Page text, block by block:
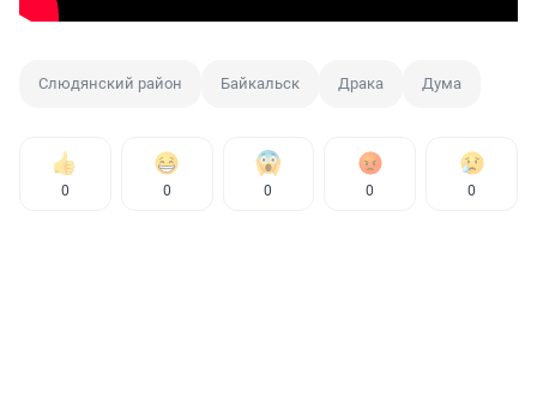
Слюдянский район Байкальск Драка Дума
0 0 0 0 0